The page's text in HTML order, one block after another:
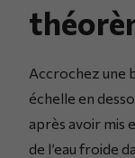
Accrochez une
échelle en
après avoir mis
de l’eau froide